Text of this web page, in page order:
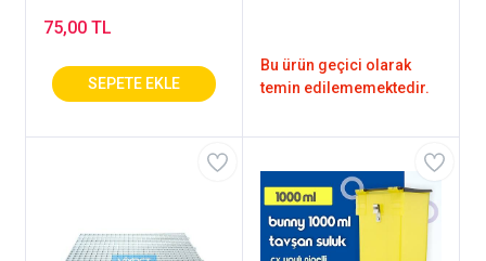
75,00 TL
Bu ürün geçici olarak
temin edilememektedir.